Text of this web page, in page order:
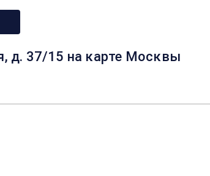
д. 37/15 на карте Москвы